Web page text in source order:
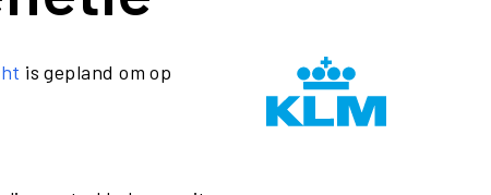
is gepland om op